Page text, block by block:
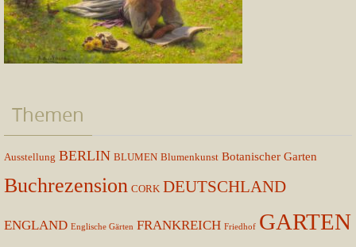
Themen
Ausstellung BERLIN BLUMEN Blumenkunst Botanischer Garten
Buchrezension CORK DEUTSCHLAND
ENGLAND Englische Gärten FRANKREICH Friedhof GARTEN